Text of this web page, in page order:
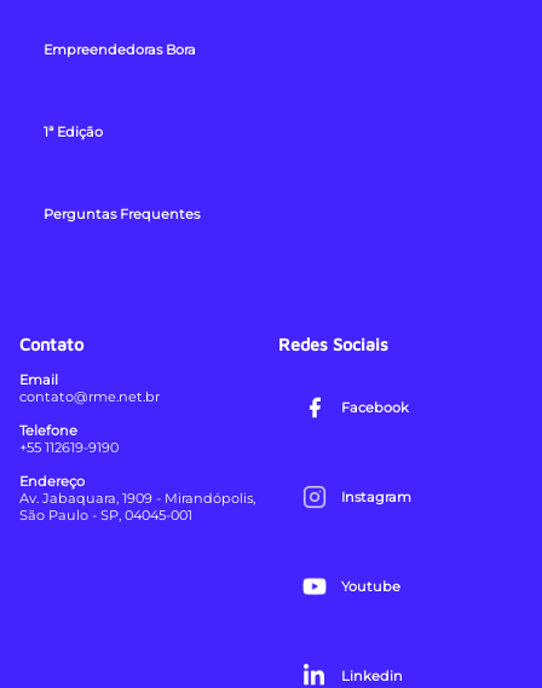
Empreendedoras Bora
1ª Edição
Perguntas Frequentes
Contato
Email
contato@rme.net.br
Telefone
+55 112619-9190
Endereço
Av. Jabaquara, 1909 - Mirandópolis,
São Paulo - SP, 04045-001
Redes Sociais
Facebook
Instagram
Youtube
Linkedin